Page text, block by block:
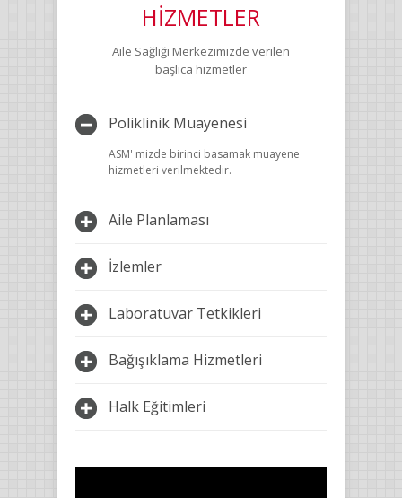
HİZMETLER
Aile Sağlığı Merkezimizde verilen
başlıca hizmetler
Poliklinik Muayenesi
ASM' mizde birinci basamak muayene
hizmetleri verilmektedir.
Aile Planlaması
İzlemler
Laboratuvar Tetkikleri
Bağışıklama Hizmetleri
Halk Eğitimleri